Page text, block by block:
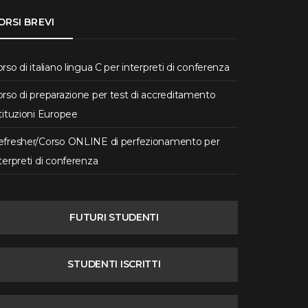
BREVI
di italiano lingua C per interpreti di conferenza
di preparazione per test di accreditamento
Europee
Corso ONLINE di perfezionamento per
di conferenza
FUTURI STUDENTI
STUDENTI ISCRITTI